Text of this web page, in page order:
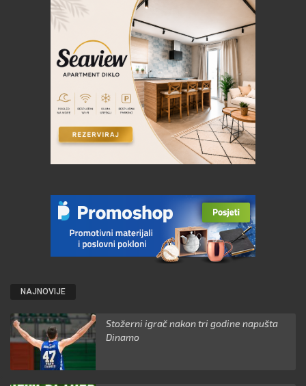
NAJNOVIJE
Stožerni igrač nakon tri godine napušta
Dinamo